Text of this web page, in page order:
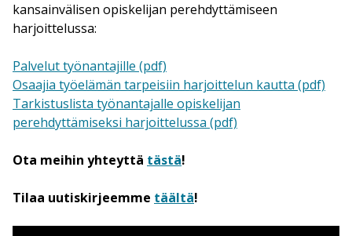
kansainvälisen opiskelijan perehdyttämiseen
harjoittelussa:
Palvelut työnantajille (pdf)
Osaajia työelämän tarpeisiin harjoittelun kautta (pdf)
Tarkistuslista työnantajalle opiskelijan
perehdyttämiseksi harjoittelussa (pdf)
Ota meihin yhteyttä tästä!
Tilaa uutiskirjeemme täältä!